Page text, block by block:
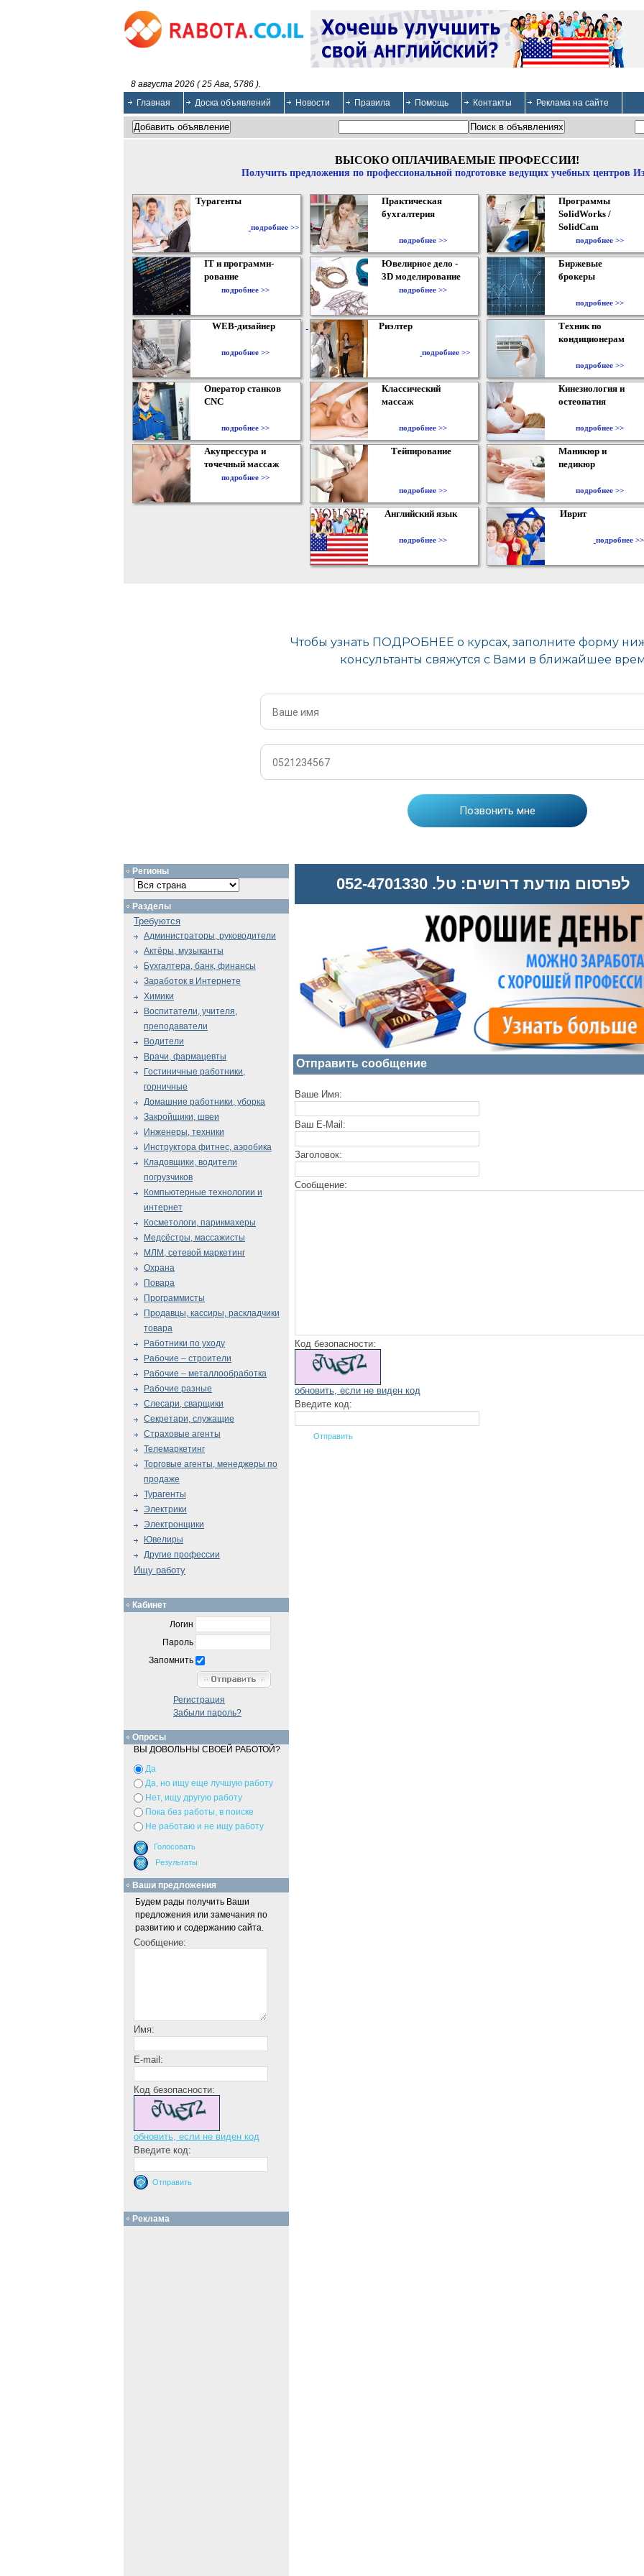
8 августа 2026 ( 25 Ава, 5786 ).
Главная
Доска объявлений Новости Правила Помощь Контакты Реклама на сайте
ВЫСОКО ОПЛАЧИВАЕМЫЕ ПРОФЕССИИ!
Получить предложения по профессиональной подготовке ведущих учебных центров
Турагенты
подробнее >>
Практическая
бухгалтерия
подробнее >>
Программы
SolidWorks /
SolidCam
подробнее >>
IT и программи-
рование
подробнее >>
Ювелирное дело -
3D моделирование
подробнее >>
Биржевые
брокеры
подробнее >>
WEB-дизайнер
подробнее >>
Риэлтер
подробнее >>
Техник по
кондиционерам
подробнее >>
Оператор станков
CNC
подробнее >>
Классический
массаж
подробнее >>
Кинезиология и
остеопатия
подробнее >>
Акупрессура и
точечный массаж
подробнее >>
Тейпирование
подробнее >>
Маникюр и
педикюр
подробнее >>
Английский язык
подробнее >>
Иврит
подробнее >>
לפרסום מודעת דרושים: טל. 052-4701330
Отправить сообщение
Ваше Имя:
Ваш E-Mail:
Заголовок:
Сообщение:
Код безопасности:
обновить, если не виден код
Введите код:
Регионы
Разделы
Требуются
Администраторы, руководители
Актёры, музыканты
Бухгалтера, банк, финансы
Заработок в Интернете
Химики
Воспитатели, учителя,
преподаватели
Водители
Врачи, фармацевты
Гостиничные работники,
горничные
Домашние работники, уборка
Закройщики, швеи
Инженеры, техники
Инструктора фитнес, аэробика
Кладовщики, водители
погрузчиков
Компьютерные технологии и
интернет
Косметологи, парикмахеры
Медсёстры, массажисты
МЛМ, сетевой маркетинг
Охрана
Повара
Программисты
Продавцы, кассиры, раскладчики
товара
Работники по уходу
Рабочие – строители
Рабочие – металлообработка
Рабочие разные
Слесари, сварщики
Секретари, служащие
Страховые агенты
Телемаркетинг
Торговые агенты, менеджеры по
продаже
Турагенты
Электрики
Электронщики
Ювелиры
Другие профессии
Ищу работу
Кабинет
Логин
Пароль
Запомнить
Регистрация
Забыли пароль?
Опросы
ВЫ ДОВОЛЬНЫ СВОЕЙ РАБОТОЙ?
Да
Да, но ищу еще лучшую работу
Нет, ищу другую работу
Пока без работы, в поиске
Не работаю и не ищу работу
Ваши предложения
Будем рады получить Ваши
предложения или замечания по
развитию и содержанию сайта.
Сообщение:
Имя:
E-mail:
Код безопасности:
обновить, если не виден код
Введите код:
Реклама